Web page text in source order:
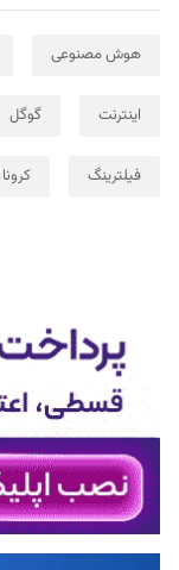
هوش مصنوعی
اینترنت گوگل
فیلترینگ کرونا